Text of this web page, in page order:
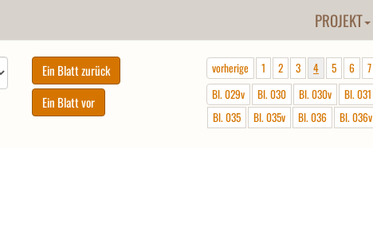
PROJEKT
vorherige 1 2 3 4 5 6 7
Bl. 029v
Bl. 030 Bl. 030v Bl. 031
Bl. 035
Bl. 035v Bl. 036 Bl. 036v